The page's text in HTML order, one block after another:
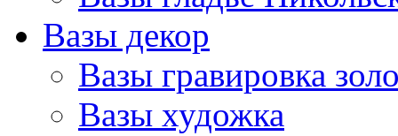
Вазы декор
Вазы гравировка
Вазы художка